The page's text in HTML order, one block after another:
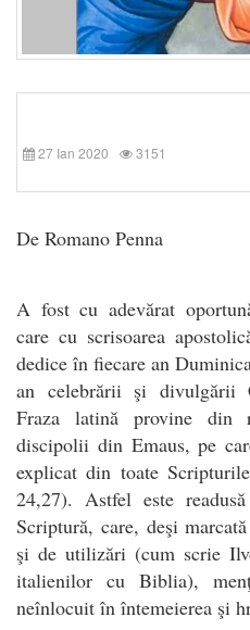
27 Ian 2020 3151
De Romano Penna
A fost cu adevărat
care cu scrisoarea
dedice în fiecare an
an celebrării şi divulgării
Fraza latină provine din
discipolii din Emaus, pe
explicat din toate
24,27). Astfel este
Scriptură, care, deşi
şi de utilizări (cum scrie
italienilor cu Biblia),
neînlocuit în întemeierea şi